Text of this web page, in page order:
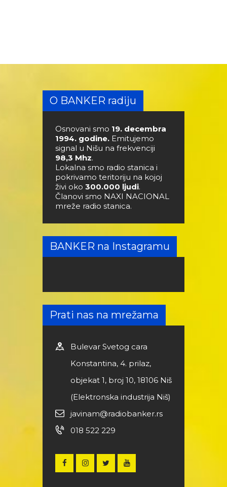
O BANKER radiju
Osnovani smo 19. decembra
1994. godine. Emitujemo
signal u Nišu na frekvenciji
98,3 Mhz.
Lokalna smo radio stanica i
pokrivamo teritoriju na kojoj
živi oko 300.000 ljudi.
Članovi smo NAXI NACIONAL
mreže radio stanica.
BANKER na Instagramu
Prati nas na mrežama
Bulevar Svetog cara
Konstantina, 4. prilaz,
objekat 1, broj 10, 18106 Niš
(Elektronska industrija Niš)
javinam@radiobanker.rs
018 522 229